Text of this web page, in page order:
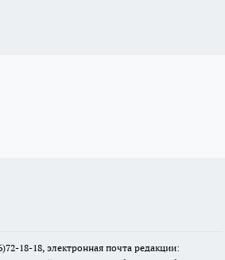
18-18, электронная почта редакции: